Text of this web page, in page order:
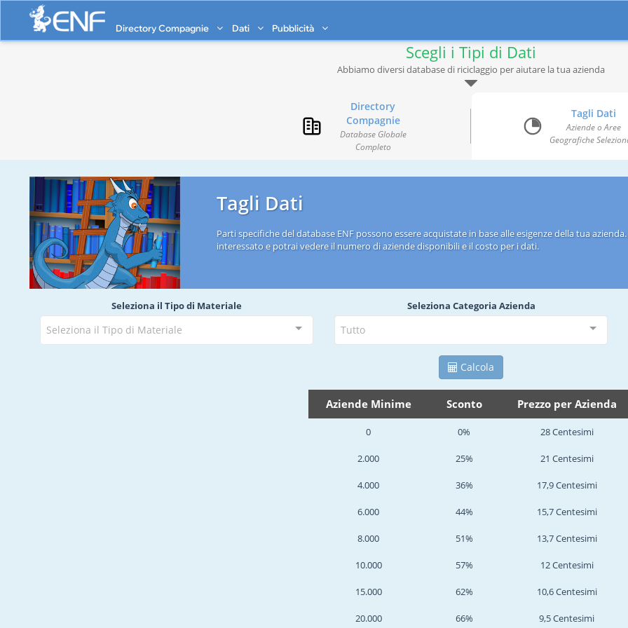
Directory Compagnie Dati Pubblicità
Scegli i Tipi di Dati
Abbiamo diversi database di riciclaggio per aiutare la tua azienda
Directory
Compagnie
Database Globale
Completo
Tagli Dati
Aziende o Aree
Geografiche
Tagli Dati
Parti specifiche del database ENF possono essere acquistate in base alle esigenze della tua
interessato e potrai vedere il numero di aziende disponibili e il costo per i dati.
Seleziona il Tipo di Materiale
Seleziona il Tipo di Materiale
Seleziona Categoria Azienda
Tutto
Calcola
Aziende Minime Sconto Prezzo per Azienda
0 0% 28 Centesimi
2.000 25% 21 Centesimi
4.000 36% 17,9 Centesimi
6.000 44% 15,7 Centesimi
8.000 51% 13,7 Centesimi
10.000 57% 12 Centesimi
15.000 62% 10,6 Centesimi
20.000 66% 9,5 Centesimi